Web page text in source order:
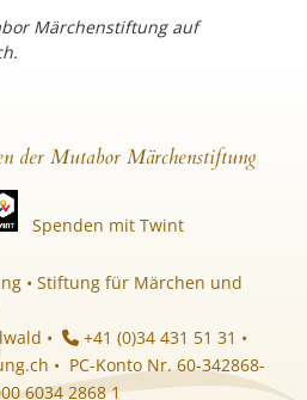
Märchenstiftung auf
der Mutabor Märchenstiftung
Spenden mit Twint
• Stiftung für Märchen und
•
+41 (0)34 431 51 31 •
• PC-Konto Nr. 60-342868-
6034 2868 1